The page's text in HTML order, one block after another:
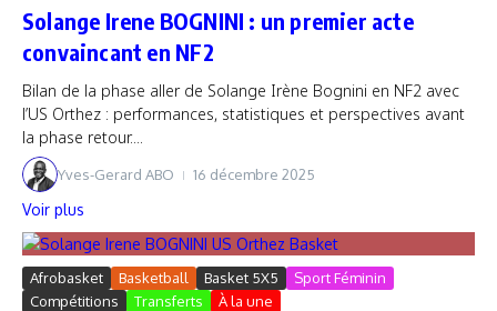
Solange Irene BOGNINI : un premier acte
convaincant en NF2
Bilan de la phase aller de Solange Irène Bognini en NF2 avec
l’US Orthez : performances, statistiques et perspectives avant
la phase retour....
Yves-Gerard ABO 16 décembre 2025
Voir plus
Afrobasket Basketball Basket 5X5
Sport Féminin
Compétitions
Transferts À la une